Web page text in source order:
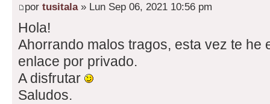
por tusitala» Lun Sep 06, 2021 10:56 pm
Hola!
Ahorrando malos tragos, esta vez te he
enlace por privado.
A disfrutar
Saludos.